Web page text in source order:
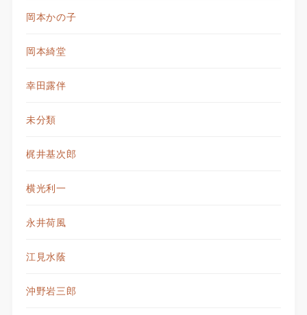
岡本かの子
岡本綺堂
幸田露伴
未分類
梶井基次郎
横光利一
永井荷風
江見水蔭
沖野岩三郎